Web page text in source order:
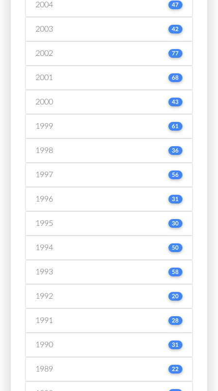
2004 47
2003 42
2002 77
2001 68
2000 43
1999 61
1998 36
1997 56
1996 31
1995 30
1994 50
1993 58
1992 20
1991 28
1990 31
1989 22